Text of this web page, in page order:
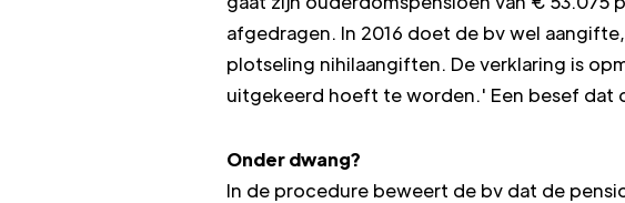
afgedragen. In 2016 doet de bv wel
plotseling nihilaangiften. De verklaring is
uitgekeerd hoeft te worden.' Een besef dat
Onder dwang?
In de procedure beweert de bv dat de